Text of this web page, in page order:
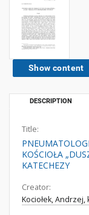
Show content
DESCRIPTION
Title:
KOŚCIOŁA
KATECHEZY
Creator:
Kociołek, Andrzej,